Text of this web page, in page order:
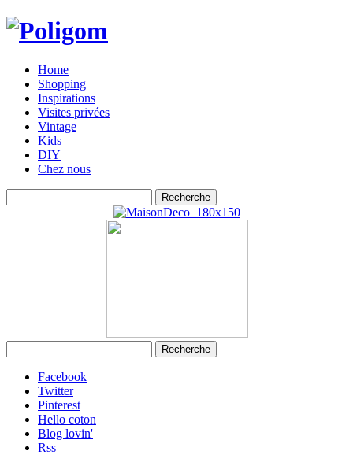
Home
Shopping
Inspirations
Visites privées
Vintage
Kids
DIY
Chez nous
Facebook
Twitter
Pinterest
Hello coton
Blog lovin'
Rss